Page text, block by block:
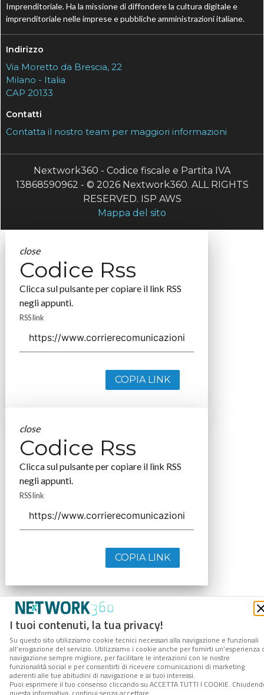
I tuoi contenuti, la tua privacy!
Su questo sito utilizziamo cookie tecnici necessari alla navigazione e funzionali
all’erogazione del servizio. Utilizziamo i cookie anche per fornirti un’esperienza
navigazione sempre migliore, per facilitare le interazioni con le nostre
funzionalità social e per consentirti di ricevere comunicazioni di marketing
aderenti alle tue abitudini di navigazione e ai tuoi interessi.
Puoi esprimere il tuo consenso cliccando su ACCETTA TUTTI I COOKIE.
Imprenditoriale. Ha la missione di diffondere la cultura digitale e
imprenditoriale nelle imprese e pubbliche amministrazioni italiane.
Indirizzo
Via Moretto da Brescia, 22
Milano - Italia
CAP 20133
Contatti
Contatta il nostro team per maggiori informazioni
Nextwork360 - Codice fiscale e Partita IVA
13868590962 - © 2026 Nextwork360. ALL RIGHTS
RESERVED. ISP AWS
Mappa del sito
close
Codice Rss
Clicca sul pulsante per copiare il link RSS
negli appunti.
RSS link
COPIA LINK
close
Codice Rss
Clicca sul pulsante per copiare il link RSS
negli appunti.
RSS link
COPIA LINK